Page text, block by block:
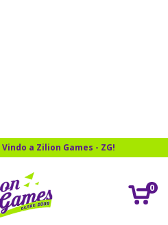
a Zilion Games - ZG!
0